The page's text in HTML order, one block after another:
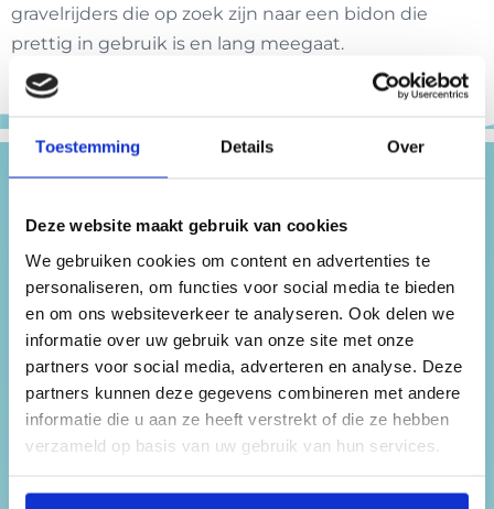
Toestemming Details Over
Deze website maakt gebruik van cookies
We gebruiken cookies om content en advertenties te
personaliseren, om functies voor social media te bieden
en om ons websiteverkeer te analyseren. Ook delen we
informatie over uw gebruik van onze site met onze
partners voor social media, adverteren en analyse. Deze
partners kunnen deze gegevens combineren met andere
informatie die u aan ze heeft verstrekt of die ze hebben
verzameld op basis van uw gebruik van hun services.
gravelrijders die op zoek zijn naar een bidon die
prettig in gebruik is en lang meegaat.
Verder lezen